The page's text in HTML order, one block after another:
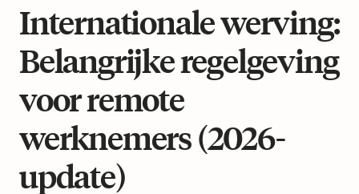
Internationale werving:
Belangrijke regelgeving
voor remote
werknemers (2026-
update)